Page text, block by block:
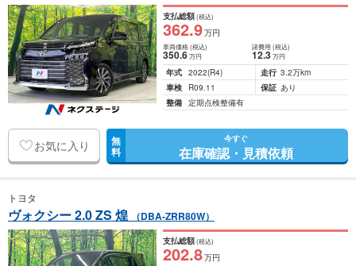
支払総額(税込)
362.9万円
車両価格(税込)
350.6万円
諸費用 (税込)
12.3 万円
年式 2022(R4) 走行 3.2万km
車検
R09.11 保証 あり
整備 定期点検整備有
お気に入り 無
料
今すぐ
在庫確認・見積依頼
トヨタ
ヴォクシー 2.0 ZS 煌 （DBA-ZRR80W）
支払総額(税込)
202.8万円